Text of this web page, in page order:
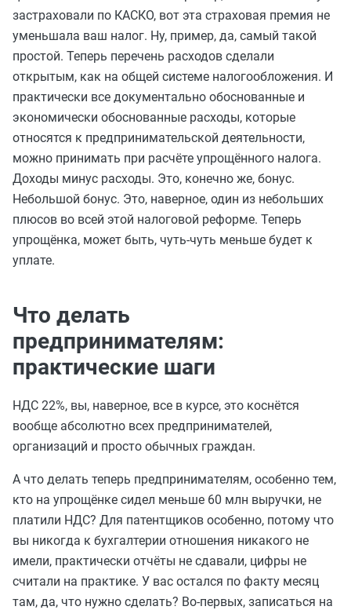
застраховали по КАСКО, вот эта страховая премия не
уменьшала ваш налог. Ну, пример, да, самый такой
простой. Теперь перечень расходов сделали
открытым, как на общей системе налогообложения. И
практически все документально обоснованные и
экономически обоснованные расходы, которые
относятся к предпринимательской деятельности,
можно принимать при расчёте упрощённого налога.
Доходы минус расходы. Это, конечно же, бонус.
Небольшой бонус. Это, наверное, один из небольших
плюсов во всей этой налоговой реформе. Теперь
упрощёнка, может быть, чуть-чуть меньше будет к
уплате.
Что делать
предпринимателям:
практические шаги
НДС 22%, вы, наверное, все в курсе, это коснётся
вообще абсолютно всех предпринимателей,
организаций и просто обычных граждан.
А что делать теперь предпринимателям, особенно тем,
кто на упрощёнке сидел меньше 60 млн выручки, не
платили НДС? Для патентщиков особенно, потому что
вы никогда к бухгалтерии отношения никакого не
имели, практически отчёты не сдавали, цифры не
считали на практике. У вас остался по факту месяц
там, да, что нужно сделать? Во-первых, записаться на